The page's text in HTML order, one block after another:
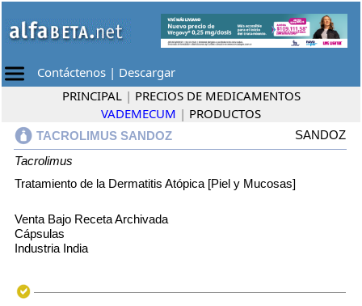
Contáctenos | Descargar
PRINCIPAL | PRECIOS DE MEDICAMENTOS
VADEMECUM | PRODUCTOS
TACROLIMUS SANDOZ
SANDOZ
Tacrolimus
Tratamiento de la Dermatitis Atópica [Piel y Mucosas]
Venta Bajo Receta Archivada
Cápsulas
Industria India